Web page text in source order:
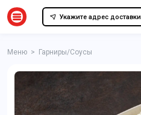
Укажите адрес доставки
Меню > Гарниры/Соусы